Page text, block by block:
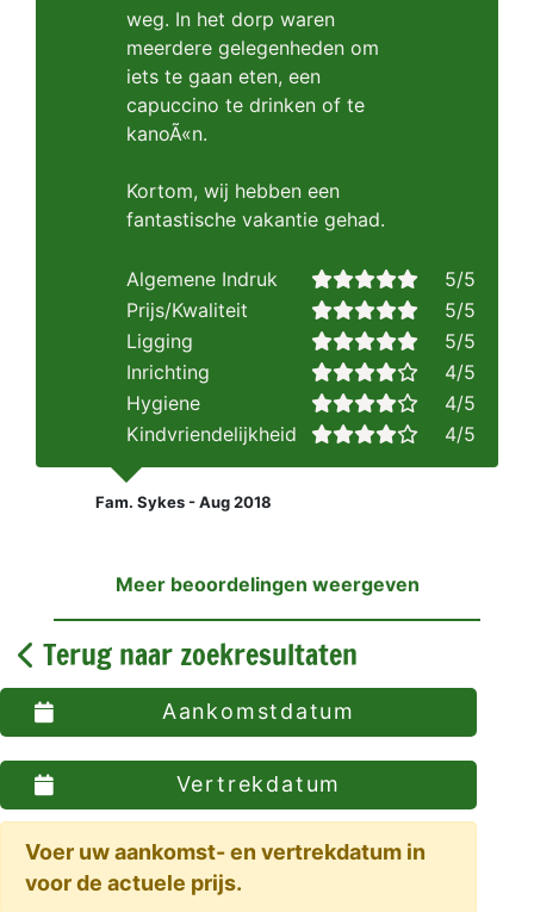
weg. In het dorp waren
meerdere gelegenheden om
iets te gaan eten, een
capuccino te drinken of te
kanoÃ«n.
Kortom, wij hebben een
fantastische vakantie gehad.
Algemene Indruk
5/5
Prijs/Kwaliteit
5/5
Ligging
5/5
Inrichting
4/5
Hygiene
4/5
Kindvriendelijkheid
4/5
Fam. Sykes - Aug 2018
Meer beoordelingen weergeven
Terug naar zoekresultaten
Aankomstdatum
Vertrekdatum
Voer uw aankomst- en vertrekdatum in
voor de actuele prijs.